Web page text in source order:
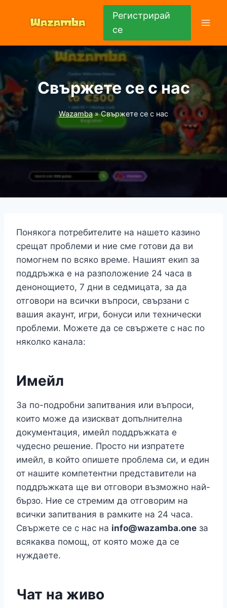
съдържанието
Регистрирай
се
Свържете се с нас
Wazamba»Свържете се с нас
Понякога потребителите на нашето казино
срещат проблеми и ние сме готови да ви
помогнем по всяко време. Нашият екип за
поддръжка е на разположение 24 часа в
денонощието, 7 дни в седмицата, за да
отговори на всички въпроси, свързани с
вашия акаунт, игри, бонуси или технически
проблеми. Можете да се свържете с нас по
няколко канала:
Имейл
За по-подробни запитвания или въпроси,
които може да изискват допълнителна
документация, имейл поддръжката е
чудесно решение. Просто ни изпратете
имейл, в който опишете проблема си, и един
от нашите компетентни представители на
поддръжката ще ви отговори възможно най-
бързо. Ние се стремим да отговорим на
всички запитвания в рамките на 24 часа.
Свържете се с нас на info@wazamba.one за
всякаква помощ, от която може да се
нуждаете.
Чат на живо